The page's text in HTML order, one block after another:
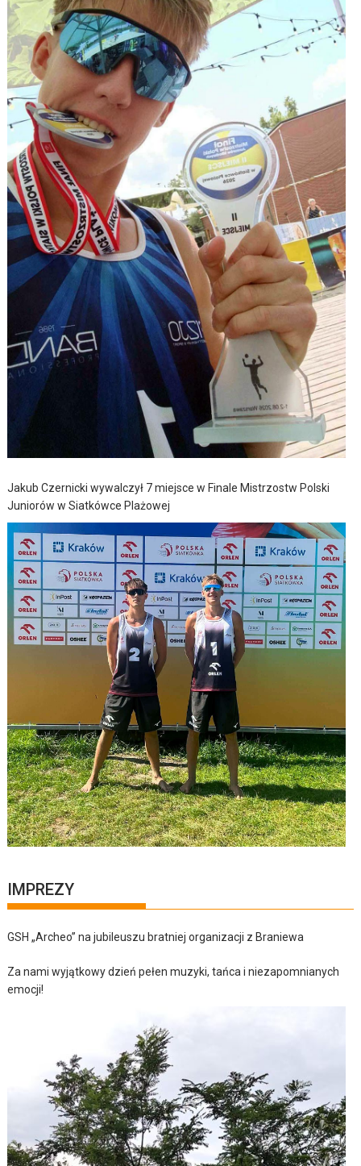
Jakub Czernicki wywalczył 7 miejsce w Finale Mistrzostw Polski
Juniorów w Siatkówce Plażowej
IMPREZY
GSH „Archeo” na jubileuszu bratniej organizacji z Braniewa
Za nami wyjątkowy dzień pełen muzyki, tańca i niezapomnianych
emocji!